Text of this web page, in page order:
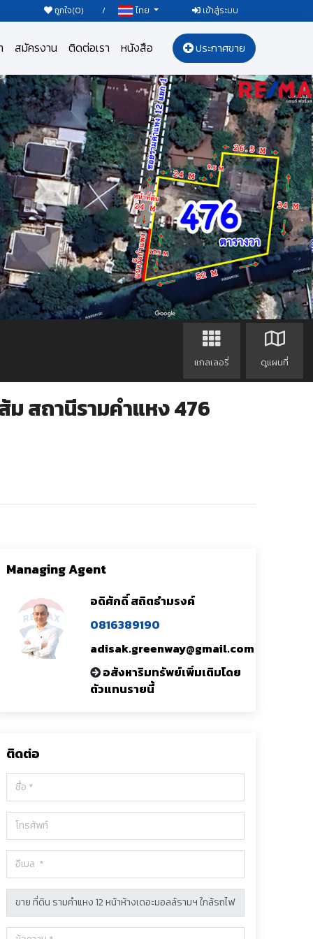
ถูกใจ(0) / ไทย เข้าสู่ระบบ
สมัครงาน ติดต่อเรา หนังสือ ประกาศขาย
แกลเลอรี่ ดูแผนที่
ม สถานีรามคำแหง 476
Managing Agent
อดิศักดิ์ สถิตธำมรงค์
0816389190
adisak.greenway@gmail.com
อสังหาริมทรัพย์เพิ่มเติมโดย
ตัวแทนรายนี้
ติดต่อ